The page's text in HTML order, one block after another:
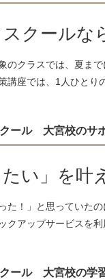
ク生（東進ハイスク
クールな
のクラスでは、夏ま
講座では、1人ひとり
ール 大宮校のサ
たい」を
た！」と思っていた
クアップサービスを
ール 大宮校の学